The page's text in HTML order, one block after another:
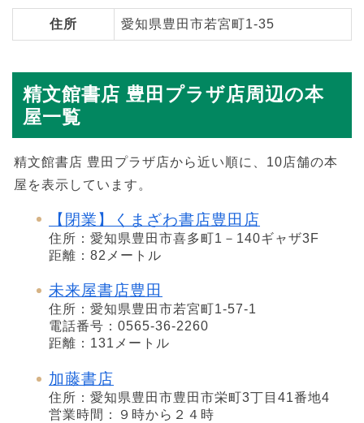
住所 愛知県豊田市若宮町1-35
精文館書店 豊田プラザ店周辺の本
屋一覧
精文館書店 豊田プラザ店から近い順に、10店舗の本
屋を表示しています。
【閉業】くまざわ書店豊田店
住所：愛知県豊田市喜多町1－140ギャザ3F
距離：82メートル
未来屋書店豊田
住所：愛知県豊田市若宮町1-57-1
電話番号：0565-36-2260
距離：131メートル
加藤書店
住所：愛知県豊田市豊田市栄町3丁目41番地4
営業時間：９時から２４時